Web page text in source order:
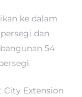
ke dalam
dan
54
City Extension